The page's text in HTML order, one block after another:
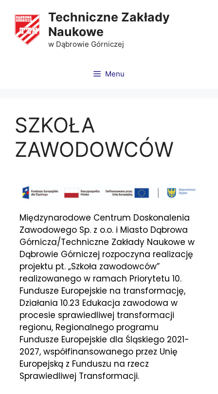
Techniczne Zakłady
Naukowe
w Dąbrowie Górniczej
Menu
SZKOŁA
ZAWODOWCÓW
Międzynarodowe Centrum Doskonalenia
Zawodowego Sp. z o.o. i Miasto Dąbrowa
Górnicza/Techniczne Zakłady Naukowe w
Dąbrowie Górniczej rozpoczyna realizację
projektu pt. „Szkoła zawodowców”
realizowanego w ramach Priorytetu 10.
Fundusze Europejskie na transformację,
Działania 10.23 Edukacja zawodowa w
procesie sprawiedliwej transformacji
regionu, Regionalnego programu
Fundusze Europejskie dla Śląskiego 2021-
2027, współfinansowanego przez Unię
Europejską z Funduszu na rzecz
Sprawiedliwej Transformacji.